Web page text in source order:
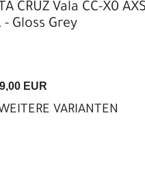
CRUZ Vala CC-X0
- Gloss Grey
EUR
VARIANTEN